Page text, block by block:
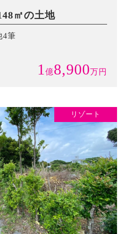
㎡の土地
4筆
1 億8,900万円
リゾート